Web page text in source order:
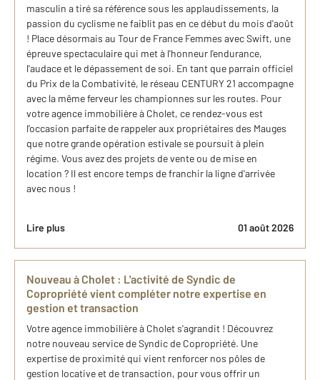
masculin a tiré sa référence sous les applaudissements, la
passion du cyclisme ne faiblit pas en ce début du mois d'août
! Place désormais au Tour de France Femmes avec Swift, une
épreuve spectaculaire qui met à l'honneur l'endurance,
l'audace et le dépassement de soi. En tant que parrain officiel
du Prix de la Combativité, le réseau CENTURY 21 accompagne
avec la même ferveur les championnes sur les routes. Pour
votre agence immobilière à Cholet, ce rendez-vous est
l'occasion parfaite de rappeler aux propriétaires des Mauges
que notre grande opération estivale se poursuit à plein
régime. Vous avez des projets de vente ou de mise en
location ? Il est encore temps de franchir la ligne d'arrivée
avec nous !
Lire plus 01 août 2026
Nouveau à Cholet : L'activité de Syndic de
Copropriété vient compléter notre expertise en
gestion et transaction
Votre agence immobilière à Cholet s'agrandit ! Découvrez
notre nouveau service de Syndic de Copropriété. Une
expertise de proximité qui vient renforcer nos pôles de
gestion locative et de transaction, pour vous offrir un